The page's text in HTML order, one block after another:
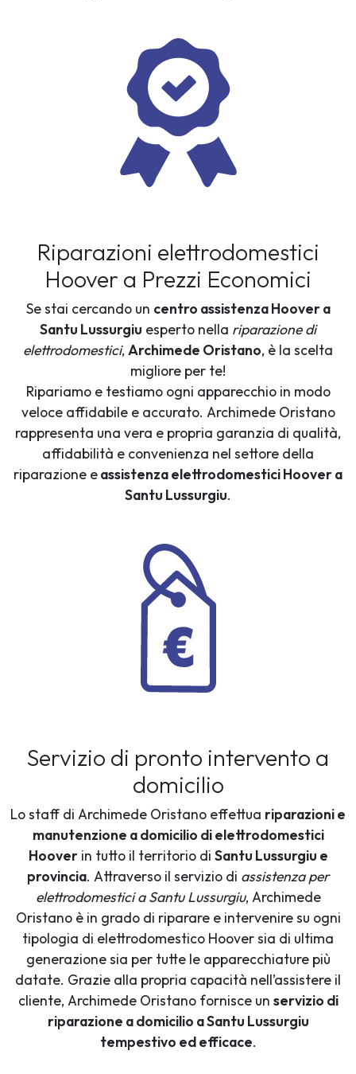
Riparazioni elettrodomestici
Hoover a Prezzi Economici
Se stai cercando un centro assistenza Hoover a
Santu Lussurgiu esperto nella riparazione di
elettrodomestici, Archimede Oristano, è la scelta
migliore per te!
Ripariamo e testiamo ogni apparecchio in modo
veloce affidabile e accurato. Archimede Oristano
rappresenta una vera e propria garanzia di qualità,
affidabilità e convenienza nel settore della
riparazione eassistenza elettrodomestici Hoover a
Santu Lussurgiu.
Servizio di pronto intervento a
domicilio
Lo staff di Archimede Oristano effettua riparazioni e
manutenzione a domicilio di elettrodomestici
Hooverin tutto il territorio di Santu Lussurgiu e
provincia. Attraverso il servizio di assistenza per
elettrodomestici a Santu Lussurgiu, Archimede
Oristano è in grado di riparare e intervenire su ogni
tipologia di elettrodomestico Hoover sia di ultima
generazione sia per tutte le apparecchiature più
datate. Grazie alla propria capacità nell’assistere il
cliente, Archimede Oristano fornisce un servizio di
riparazione a domicilio a Santu Lussurgiu
tempestivo ed efficace.